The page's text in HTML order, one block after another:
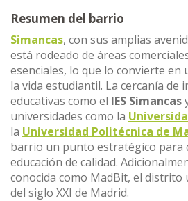
Resumen del barrio
Simancas, con sus amplias
está rodeado de áreas
esenciales, lo que lo convierte
la vida estudiantil. La cercanía de
educativas como el IES Simancas
universidades como la
la Universidad Politécnica de
barrio un punto estratégico para
educación de calidad.
conocida como MadBit, el
del siglo XXI de Madrid.